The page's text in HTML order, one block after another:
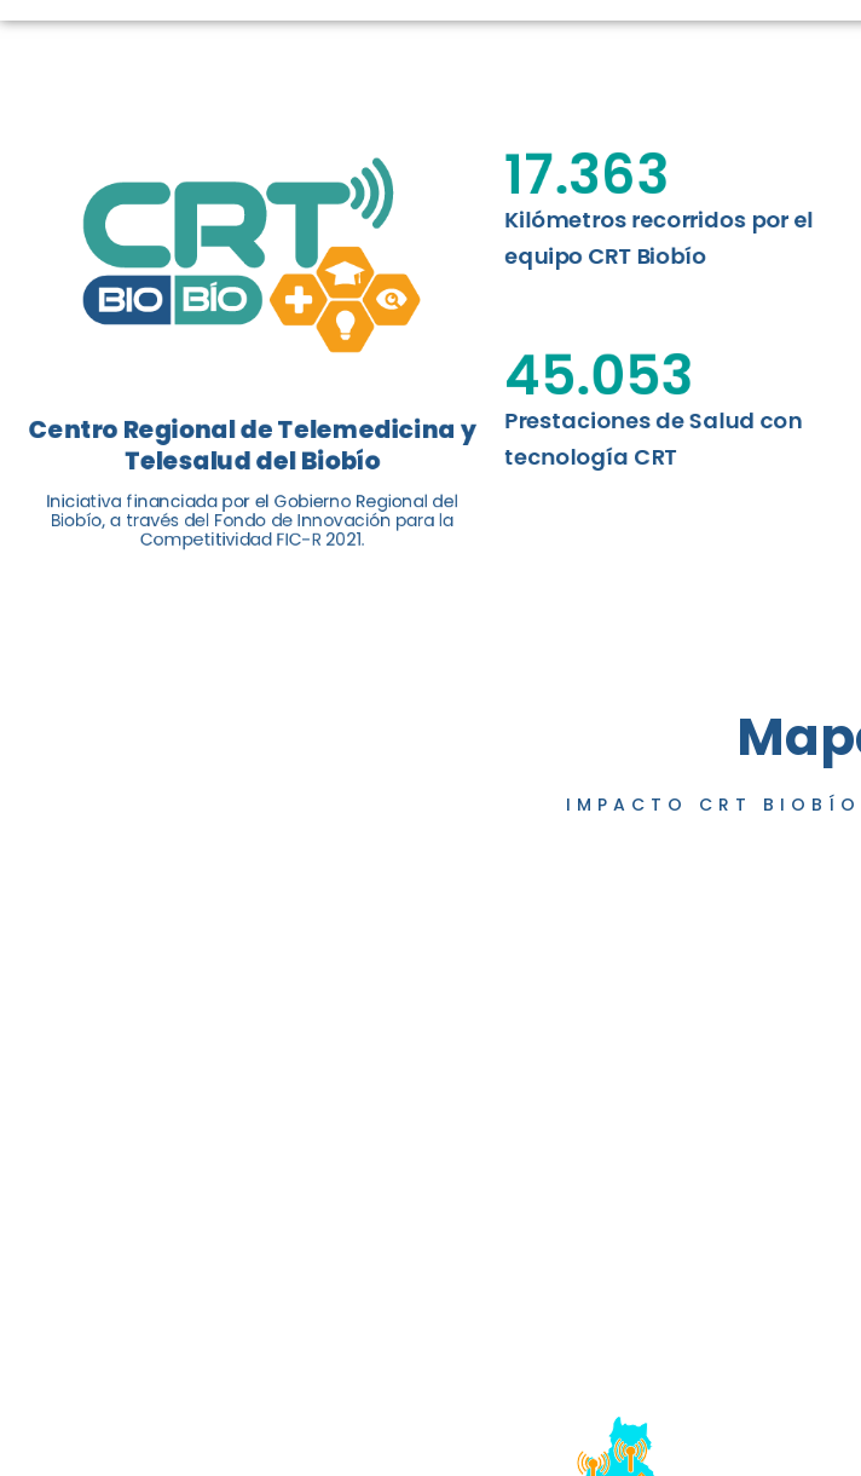
ABORDAJE
MDPA
balance de tres años acercando la salud digital a los habitantes...
Leer más
Centro Regional de Telemedicina y
Telesalud del Biobío
Iniciativa financiada por el Gobierno Regional del
Biobío, a través del Fondo de Innovación para la
Competitividad FIC-R 2021.
Kilómetros recorridos por el
equipo CRT Biobío
17.363
Prestaciones de Salud con
tecnología CRT
45.053
IMPACTO CRT